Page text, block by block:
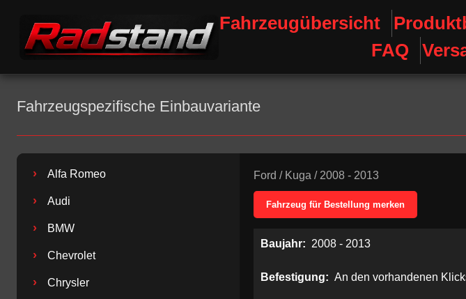
Fahrzeugübersicht
FAQ
Fahrzeugspezifische Einbauvariante
› Alfa Romeo
› Audi
› BMW
› Chevrolet
› Chrysler
Ford / Kuga / 2008 - 2013
Fahrzeug für Bestellung merken
Baujahr: 2008 - 2013
Befestigung: An den vorhandenen